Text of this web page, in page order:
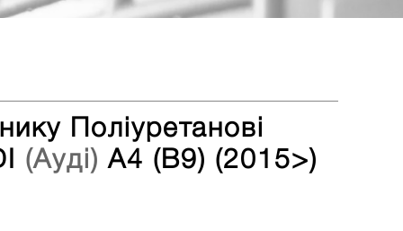
Поліуретанові
(Ауді) A4 (B9) (2015>)